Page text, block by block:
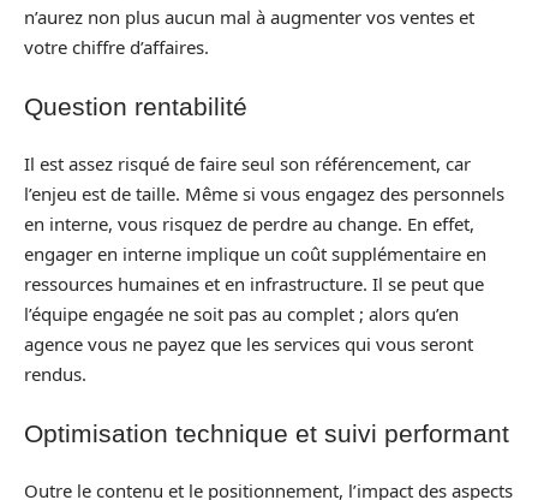
n’aurez non plus aucun mal à augmenter vos ventes et
votre chiffre d’affaires.
Question rentabilité
Il est assez risqué de faire seul son référencement, car
l’enjeu est de taille. Même si vous engagez des personnels
en interne, vous risquez de perdre au change. En effet,
engager en interne implique un coût supplémentaire en
ressources humaines et en infrastructure. Il se peut que
l’équipe engagée ne soit pas au complet ; alors qu’en
agence vous ne payez que les services qui vous seront
rendus.
Optimisation technique et suivi performant
Outre le contenu et le positionnement, l’impact des aspects